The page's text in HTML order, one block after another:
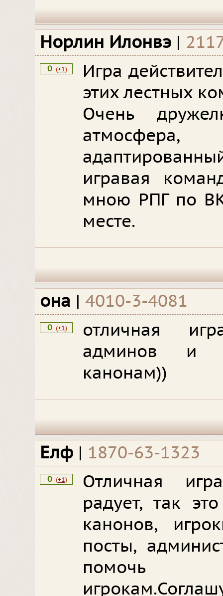
Норлин Илонвэ |
0 (+1)
Игра
этих лестных
Очень
игравая
мною РПГ по
месте.
она | 4010-3-4081
0 (+1)
отличная
админов и
канонам))
Елф | 1870-63-1323
0 (+1)
Отличная
радует, так
канонов,
посты,
помочь